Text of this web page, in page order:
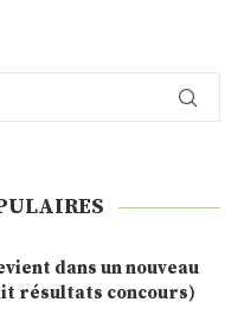
dans un nouveau
résultats concours)